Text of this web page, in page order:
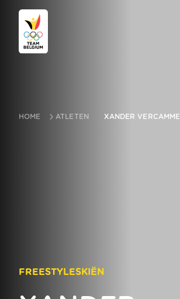
HOME ATLETEN XANDER
FREESTYLESKIËN